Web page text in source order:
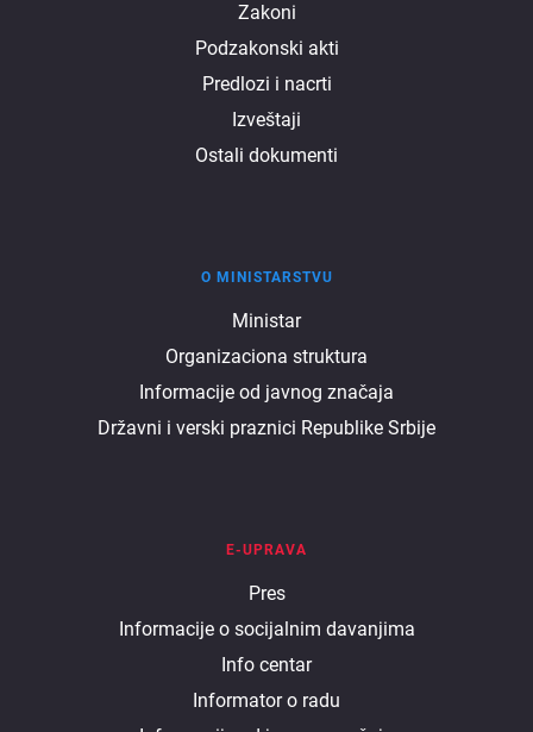
Zakoni
Podzakonski akti
Predlozi i nacrti
Izveštaji
Ostali dokumenti
ministarstvu
O MINISTARSTVU
Ministar
Organizaciona struktura
Informacije od javnog značaja
Državni i verski praznici Republike Srbije
E-UPRAVA
Pres
Informacije o socijalnim davanjima
Info centar
Informator o radu